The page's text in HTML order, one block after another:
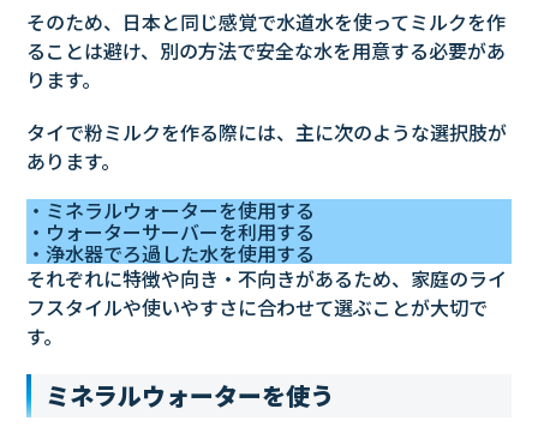
そのため、日本と同じ感覚で水道水を使ってミルクを作
ることは避け、別の方法で安全な水を用意する必要があ
ります。
タイで粉ミルクを作る際には、主に次のような選択肢が
あります。
・ミネラルウォーターを使用する
・ウォーターサーバーを利用する
・浄水器でろ過した水を使用する
それぞれに特徴や向き・不向きがあるため、家庭のライ
フスタイルや使いやすさに合わせて選ぶことが大切で
す。
ミネラルウォーターを使う